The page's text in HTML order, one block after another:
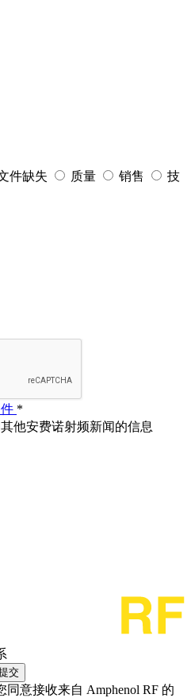
件缺失 质量 销售
技
*
他安费诺射频新闻的信息
交
意接收来自 Amphenol RF 的